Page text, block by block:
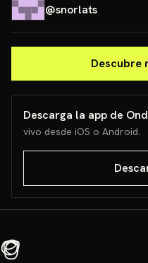
@snorlats
Descubre
Descarga la app de
vivo desde iOS o Android.